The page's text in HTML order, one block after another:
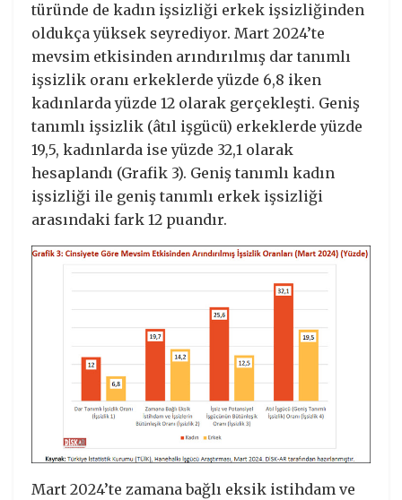
türünde de kadın işsizliği erkek işsizliğinden
oldukça yüksek seyrediyor. Mart 2024’te
mevsim etkisinden arındırılmış dar tanımlı
işsizlik oranı erkeklerde yüzde 6,8 iken
kadınlarda yüzde 12 olarak gerçekleşti. Geniş
tanımlı işsizlik (âtıl işgücü) erkeklerde yüzde
19,5, kadınlarda ise yüzde 32,1 olarak
hesaplandı (Grafik 3). Geniş tanımlı kadın
işsizliği ile geniş tanımlı erkek işsizliği
arasındaki fark 12 puandır.
Mart 2024’te zamana bağlı eksik istihdam ve